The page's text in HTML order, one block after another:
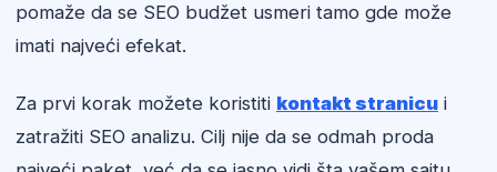
pomaže da se SEO budžet usmeri tamo gde može
imati najveći efekat.
Za prvi korak možete koristiti kontakt stranicu i
zatražiti SEO analizu. Cilj nije da se odmah proda